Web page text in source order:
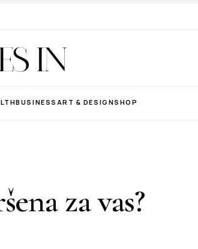
BUSINESS ART & DESIGNSHOP
za vas?